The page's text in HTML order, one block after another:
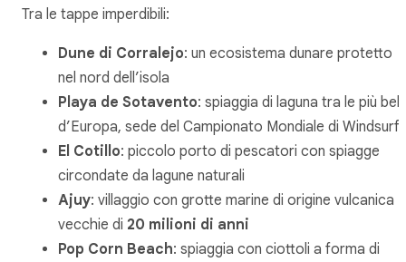
Tra le tappe imperdibili:
Dune di Corralejo: un ecosistema dunare protetto
nel nord dell’isola
Playa de Sotavento: spiaggia di laguna tra le più
d’Europa, sede del Campionato Mondiale di Windsurf
El Cotillo: piccolo porto di pescatori con spiagge
circondate da lagune naturali
Ajuy: villaggio con grotte marine di origine vulcanica
vecchie di 20 milioni di anni
Pop Corn Beach: spiaggia con ciottoli a forma di